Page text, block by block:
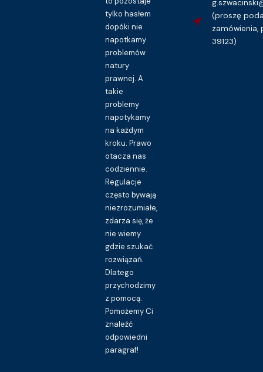
tylko hasłem
dopóki nie
napotkamy
problemów
natury
prawnej. A
takie
problemy
napotykamy
na każdym
kroku. Prawo
otacza nas
codziennie.
Regulacje
często bywają
niezrozumiałe,
zdarza się, że
nie wiemy
gdzie szukać
rozwiązań.
Dlatego
przychodzimy
z pomocą.
Pomożemy Ci
znaleźć
odpowiedni
paragraf!
(proszę
zamówienia,
39123)